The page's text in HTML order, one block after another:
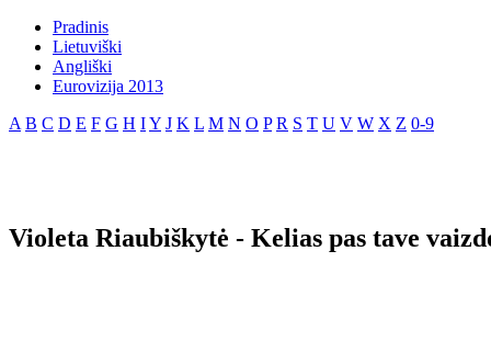
Pradinis
Lietuviški
Angliški
Eurovizija 2013
A B C D E F G H IY J K L M N O P R S T U V W X Z 0-9
Violeta Riaubiškytė - Kelias pas tave